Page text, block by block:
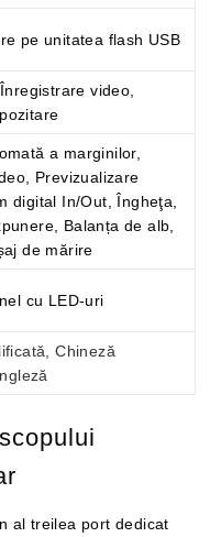
pe unitatea flash USB
video,
a marginilor,
Previzualizare
digital In/Out, Îngheţa,
Balanța de alb,
de mărire
cu LED-uri
Chineză
al treilea port dedicat